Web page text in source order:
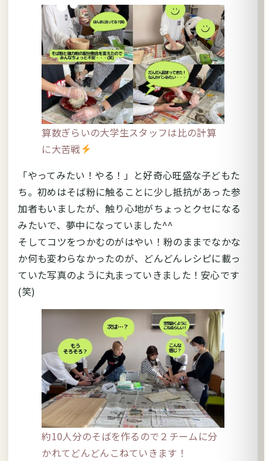
算数ぎらいの大学生スタッフは比の計算
に大苦戦
「やってみたい！やる！ 」 と好奇心旺盛な子どもた
ち。初めはそば粉に触ることに少し抵抗があった参
加者もいましたが、触り心地がちょっとクセになる
みたいで、夢中になっていました^^
そしてコツをつかむのがはやい！粉のままでなかな
か何も変わらなかったのが、どんどんレシピに載っ
ていた写真のように丸まっていきました！安心です
(笑)
約10人分のそばを作るので２チームに分
かれてどんどんこねていきます！